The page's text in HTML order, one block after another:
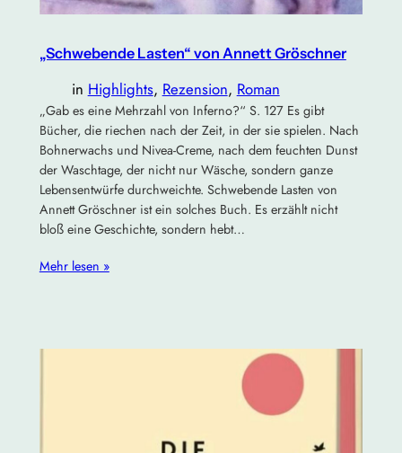
„Schwebende Lasten“ von Annett Gröschner
in Highlights, Rezension, Roman
„Gab es eine Mehrzahl von Inferno?“ S. 127 Es gibt
Bücher, die riechen nach der Zeit, in der sie spielen. Nach
Bohnerwachs und Nivea-Creme, nach dem feuchten Dunst
der Waschtage, der nicht nur Wäsche, sondern ganze
Lebensentwürfe durchweichte. Schwebende Lasten von
Annett Gröschner ist ein solches Buch. Es erzählt nicht
bloß eine Geschichte, sondern hebt…
Mehr lesen »